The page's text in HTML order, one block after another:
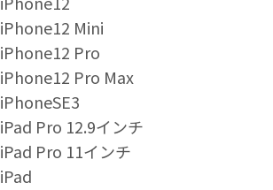
iPhone12 Mini
iPhone12 Pro
iPhone12 Pro Max
iPhoneSE3
iPad Pro 12.9インチ
iPad Pro 11インチ
iPad